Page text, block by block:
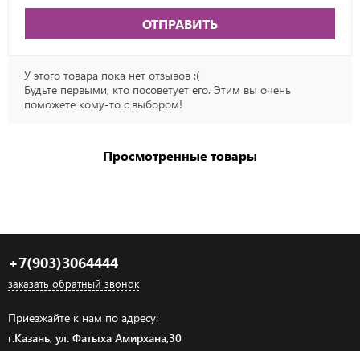
ОТПРАВИТЬ
У этого товара пока нет отзывов :(
Будьте первыми, кто посоветует его. Этим вы очень
поможете кому-то с выбором!
Просмотренные товары
+7(903)3064444
заказать обратный звонок
Приезжайте к нам по адресу:
г.Казань, ул. Фатыха Амирхана,30